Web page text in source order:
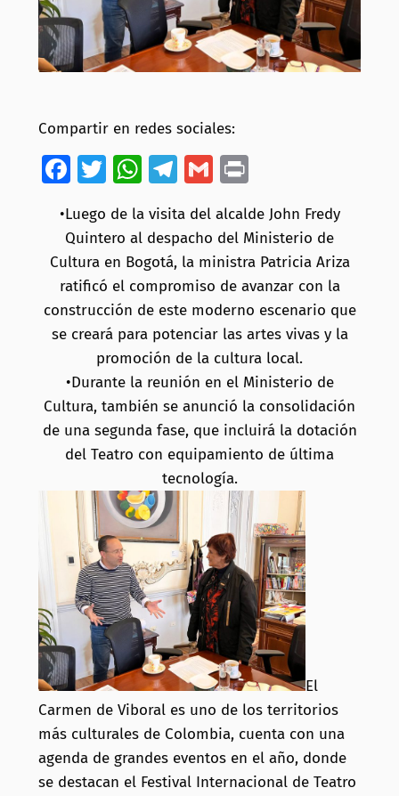
Compartir en redes sociales:
Facebook
Twitter
WhatsApp
Telegram
Gmail
•Luego de la visita del alcalde John Fredy
Quintero al despacho del Ministerio de
Cultura en Bogotá, la ministra Patricia Ariza
ratificó el compromiso de avanzar con la
construcción de este moderno escenario que
se creará para potenciar las artes vivas y la
promoción de la cultura local.
•Durante la reunión en el Ministerio de
Cultura, también se anunció la consolidación
de una segunda fase, que incluirá la dotación
del Teatro con equipamiento de última
tecnología.
El
Carmen de Viboral es uno de los territorios
más culturales de Colombia, cuenta con una
agenda de grandes eventos en el año, donde
se destacan el Festival Internacional de Teatro